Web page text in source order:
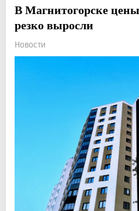
В Магнитогорске
резко выросли
Новости